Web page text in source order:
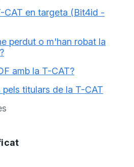
CAT en targeta (Bit4id -
perdut o m'han robat la
amb la T-CAT?
titulars de la T-CAT